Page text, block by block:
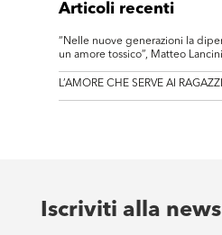
Articoli recenti
“Nelle nuove generazioni la
un amore tossico”, Matteo
L’AMORE CHE SERVE AI
Iscriviti alla